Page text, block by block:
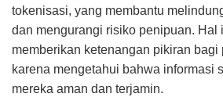
tokenisasi, yang membantu
dan mengurangi risiko penipuan. Hal
memberikan ketenangan pikiran bagi
karena mengetahui bahwa informasi
mereka aman dan terjamin.